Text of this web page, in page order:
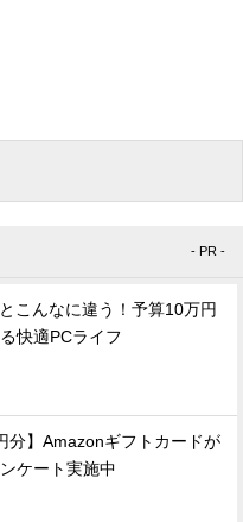
- PR -
こんなに違う！予算10万円
快適PCライフ
分】Amazonギフトカードが
ケート実施中